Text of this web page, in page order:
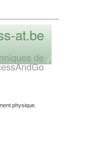
at.be
de
physique.